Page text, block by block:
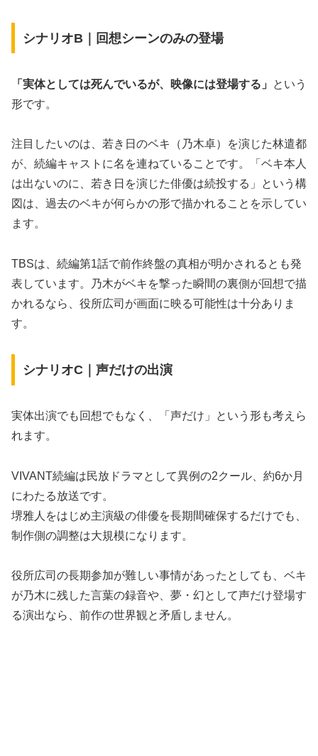
シナリオB｜回想シーンのみの登場
「実体としては死んでいるが、映像には登場する」
という
形です。
注目したいのは、若き日のベキ（乃木卓）を演じた林遣都
が、続編キャストに名を連ねていることです。「ベキ本人
は出ないのに、若き日を演じた俳優は続投する」という構
図は、過去のベキが何らかの形で描かれることを示してい
ます。
TBSは、続編第1話で前作終盤の真相が明かされるとも発
表しています。乃木がベキを撃った瞬間の裏側が回想で描
かれるなら、役所広司が画面に映る可能性は十分ありま
す。
シナリオC｜声だけの出演
実体出演でも回想でもなく、「声だけ」という形も考えら
れます。
VIVANT続編は民放ドラマとして異例の2クール、約6か月
にわたる放送です。
堺雅人をはじめ主演級の俳優を長期間確保するだけでも、
制作側の調整は大規模になります。
役所広司の長期参加が難しい事情があったとしても、ベキ
が乃木に残した言葉の録音や、夢・幻として声だけ登場す
る演出なら、前作の世界観と矛盾しません。